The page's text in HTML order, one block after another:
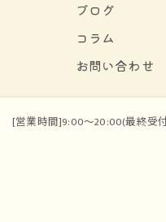
[営業時間]9:00～20:00(最終受
ブログ
コラム
お問い合わせ
RESERVED.